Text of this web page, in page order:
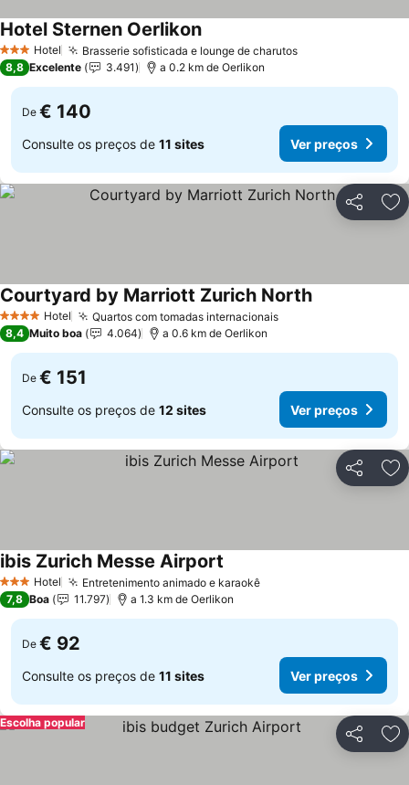
3 EstrelasHotel Brasserie sofisticada e lounge de charutos
Hotel Sternen Oerlikon
8,8 Excelente 3.491 a 0.2 km de Oerlikon
De € 140
Consulte os preços de 11 sites Ver preços
Partilhar
4 EstrelasHotel Quartos com tomadas internacionais
Courtyard by Marriott Zurich North
8,4 Muito boa 4.064 a 0.6 km de Oerlikon
De € 151
Consulte os preços de 12 sites Ver preços
Partilhar
3 EstrelasHotel Entretenimento animado e karaokê
ibis Zurich Messe Airport
7,8 Boa 11.797 a 1.3 km de Oerlikon
De € 92
Consulte os preços de 11 sites Ver preços
Partilhar
Escolha popular